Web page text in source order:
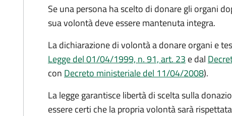
Se una persona ha scelto di donare gli organi
sua volontà deve essere mantenuta integra.
La dichiarazione di volontà a donare organi e
Legge del 01/04/1999, n. 91, art. 23 e dal
con Decreto ministeriale del 11/04/2008).
La legge garantisce libertà di scelta sulla
essere certi che la propria volontà sarà